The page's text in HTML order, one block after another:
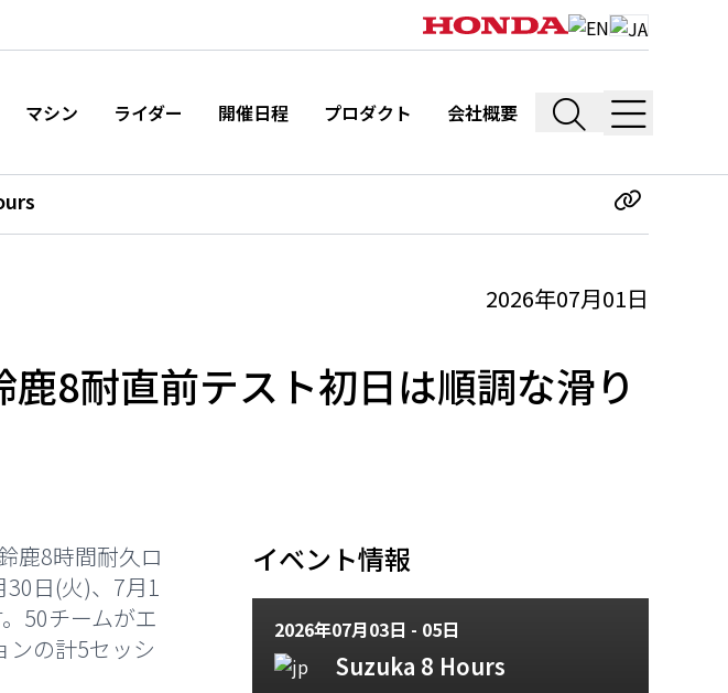
マシン ライダー 開催日程 プロダクト 会社概要
2026年07月01日
8耐直前テスト初日は順調な滑り
鹿8時間耐久ロ
日(火)、7月1
50チームがエ
ンの計5セッシ
イベント情報
2026年07月03日 - 05日
Suzuka 8 Hours